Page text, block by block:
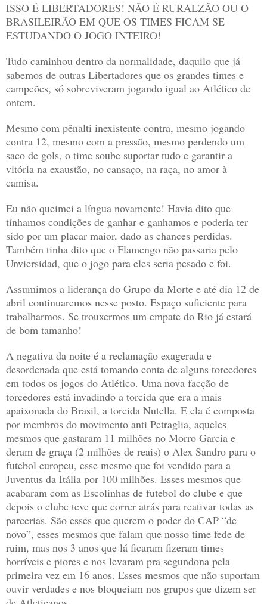
ISSO É LIBERTADORES! NÃO É RURALZÃO OU O
BRASILEIRÃO EM QUE OS TIMES FICAM SE
ESTUDANDO O JOGO INTEIRO!
Tudo caminhou dentro da normalidade, daquilo que já
sabemos de outras Libertadores que os grandes times e
campeões, só sobreviveram jogando igual ao Atlético de
ontem.
Mesmo com pênalti inexistente contra, mesmo jogando
contra 12, mesmo com a pressão, mesmo perdendo um
saco de gols, o time soube suportar tudo e garantir a
vitória na exaustão, no cansaço, na raça, no amor à
camisa.
Eu não queimei a língua novamente! Havia dito que
tínhamos condições de ganhar e ganhamos e poderia ter
sido por um placar maior, dado as chances perdidas.
Também tinha dito que o Flamengo não passaria pelo
Unviersidad, que o jogo para eles seria pesado e foi.
Assumimos a liderança do Grupo da Morte e até dia 12 de
abril continuaremos nesse posto. Espaço suficiente para
trabalharmos. Se trouxermos um empate do Rio já estará
de bom tamanho!
A negativa da noite é a reclamação exagerada e
desordenada que está tomando conta de alguns torcedores
em todos os jogos do Atlético. Uma nova facção de
torcedores está invadindo a torcida que era a mais
apaixonada do Brasil, a torcida Nutella. E ela é composta
por membros do movimento anti Petraglia, aqueles
mesmos que gastaram 11 milhões no Morro Garcia e
deram de graça (2 milhões de reais) o Alex Sandro para o
futebol europeu, esse mesmo que foi vendido para a
Juventus da Itália por 100 milhões. Esses mesmos que
acabaram com as Escolinhas de futebol do clube e que
depois o clube teve que correr atrás para reativar todas as
parcerias. São esses que querem o poder do CAP “de
novo”, esses mesmos que falam que nosso time fede de
ruim, mas nos 3 anos que lá ficaram fizeram times
horríveis e piores e nos levaram pra segundona pela
primeira vez em 16 anos. Esses mesmos que não suportam
ouvir verdades e nos bloqueiam nos grupos que dizem ser